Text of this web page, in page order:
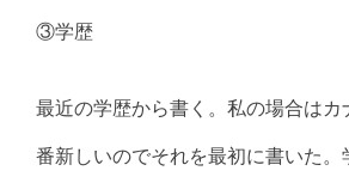
③学歴
最近の学歴から書く。私の場合はカ
番新しいのでそれを最初に書いた。